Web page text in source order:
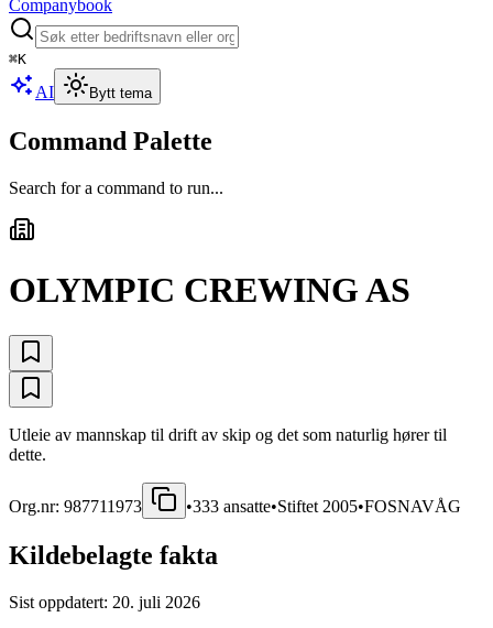
Companybook
⌘K
AI Bytt tema
Command Palette
Search for a command to run...
OLYMPIC CREWING AS
Utleie av mannskap til drift av skip og det som naturlig hører til
dette.
Org.nr: 987711973 •333 ansatte•Stiftet 2005•FOSNAVÅG
Kildebelagte fakta
Sist oppdatert: 20. juli 2026